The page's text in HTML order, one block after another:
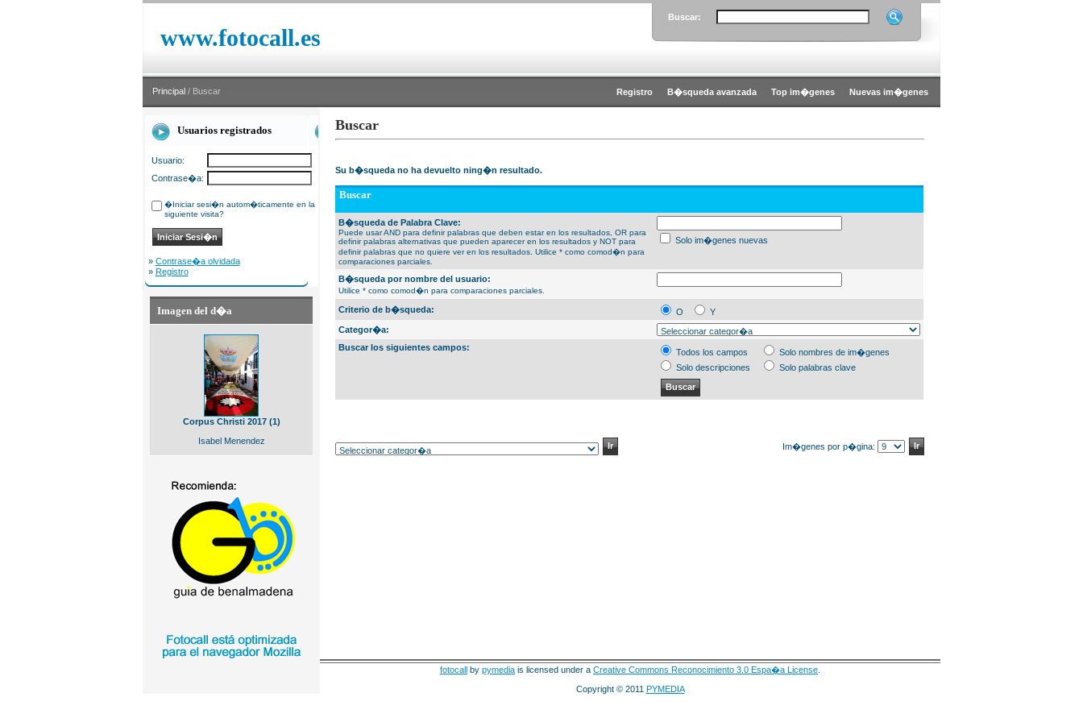
www.fotocall.es
Buscar:
Principal / Buscar Registro B�squeda avanzada Top im�genes Nuevas im�genes
Usuarios registrados
Usuario:
Contrase�a:
�Iniciar sesi�n autom�ticamente en la
siguiente visita?
» Contrase�a olvidada
» Registro
Imagen del d�a
Corpus Christi 2017 (1)
Isabel Menendez
Buscar
Su b�squeda no ha devuelto ning�n resultado.
Buscar
B�squeda de Palabra Clave:
Puede usar AND para definir palabras que deben estar en los resultados, OR para
definir palabras alternativas que pueden aparecer en los resultados y NOT para
definir palabras que no quiere ver en los resultados. Utilice * como comod�n para
comparaciones parciales.
Solo im�genes nuevas
B�squeda por nombre del usuario:
Utilice * como comod�n para comparaciones parciales.
Criterio de b�squeda: O
Y
Categor�a:
Buscar los siguientes campos:
Todos los campos
Solo nombres de im�genes
Solo descripciones
Solo palabras clave
Im�genes por p�gina:
fotocall by pymedia is licensed under a Creative Commons Reconocimiento 3.0 Espa�a License
Copyright © 2011 PYMEDIA